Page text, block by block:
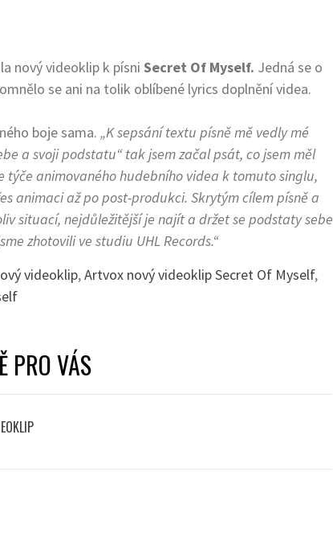
nový videoklip k písni Secret Of Myself. Jedná se o
se ani na tolik oblíbené lyrics doplnění videa.
boje sama. „K sepsání textu písně mě vedly mé
a svoji podstatu“ tak jsem začal psát, co jsem měl
týče animovaného hudebního videa k tomuto singlu,
animaci až po post-produkci. Skrytým cílem písně a
situací, nejdůležitější je najít a držet se podstaty sebe
zhotovili ve studiu UHL Records.“
videoklip,Artvox nový videoklip Secret Of Myself,
PRO VÁS